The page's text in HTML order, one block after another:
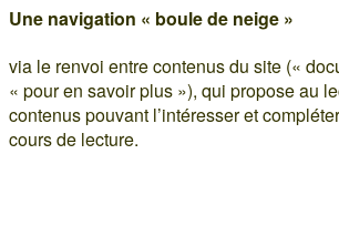
Une navigation « boule de neige »
via le renvoi entre contenus du site («
« pour en savoir plus »), qui propose au
contenus pouvant l’intéresser et
cours de lecture.